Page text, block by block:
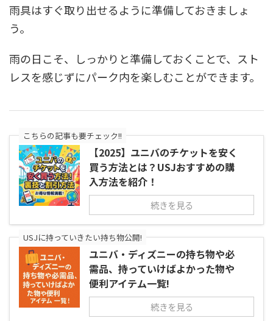
雨具はすぐ取り出せるように準備しておきましょ
う。
雨の日こそ、しっかりと準備しておくことで、スト
レスを感じずにパーク内を楽しむことができます。
こちらの記事も要チェック!!
【2025】ユニバのチケットを安く
買う方法とは？USJおすすめの購
入方法を紹介！
続きを見る
USJに持っていきたい持ち物公開!
ユニバ・ディズニーの持ち物や必
需品、持っていけばよかった物や
便利アイテム一覧!
続きを見る